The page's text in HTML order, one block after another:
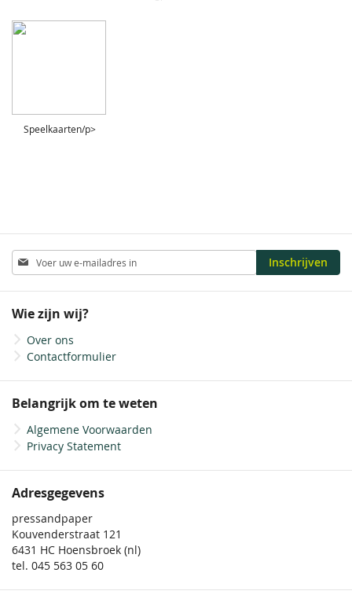
Speelkaarten/p>
Abonneer
u
op
nieuwsbrief
Inschrijven
Wie zijn wij?
Over ons
Contactformulier
Belangrijk om te weten
Algemene Voorwaarden
Privacy Statement
Adresgegevens
pressandpaper
Kouvenderstraat 121
6431 HC Hoensbroek (nl)
tel. 045 563 05 60